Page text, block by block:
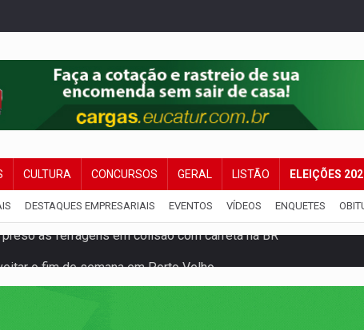
CULTURA CONCURSOS GERAL LISTÃO ELEIÇÕES
DESTAQUES EMPRESARIAIS EVENTOS VÍDEOS ENQUETES
do CV com arma e drogas em boca de fumo